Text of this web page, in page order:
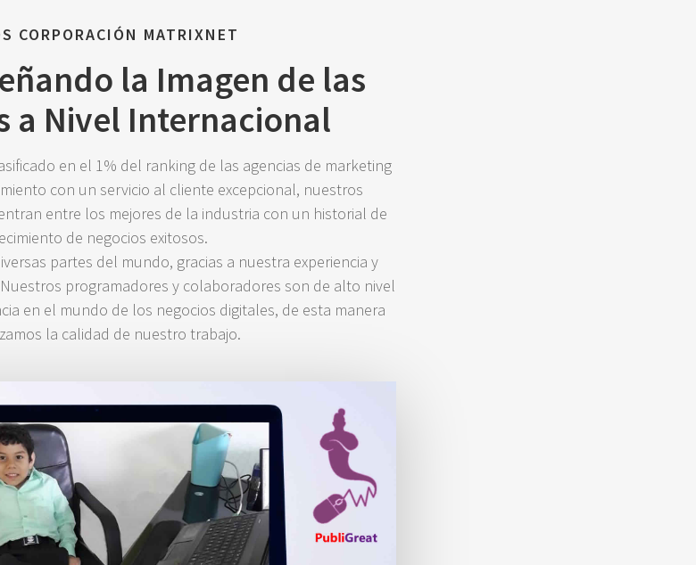
CORPORACIÓN MATRIXNET
la Imagen de las
a Nivel Internacional
en el 1% del ranking de las agencias de marketing
con un servicio al cliente excepcional, nuestros
entre los mejores de la industria con un historial de
de negocios exitosos.
partes del mundo, gracias a nuestra experiencia y
programadores y colaboradores son de alto nivel
en el mundo de los negocios digitales, de esta manera
la calidad de nuestro trabajo.